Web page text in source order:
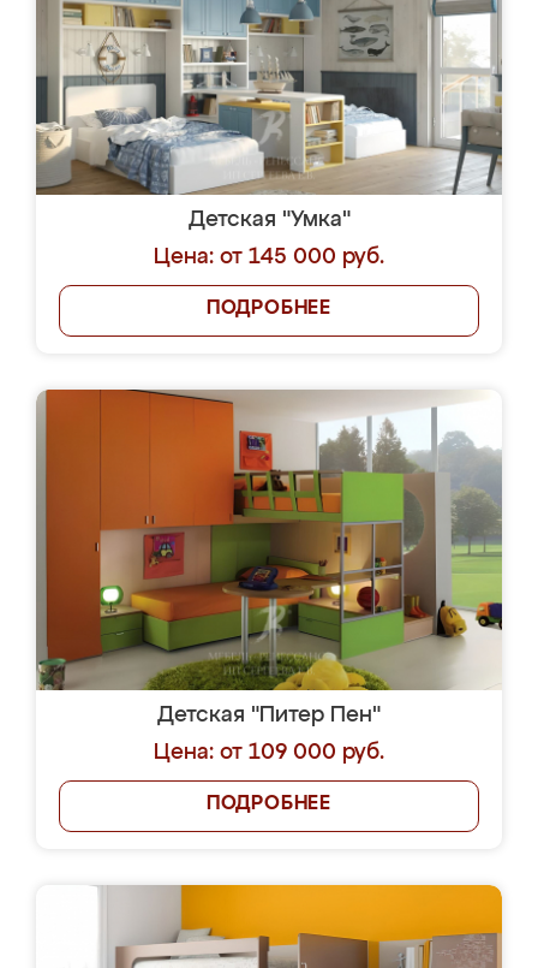
Детская "Умка"
Цена: от 145 000 руб.
ПОДРОБНЕЕ
Детская "Питер Пен"
Цена: от 109 000 руб.
ПОДРОБНЕЕ